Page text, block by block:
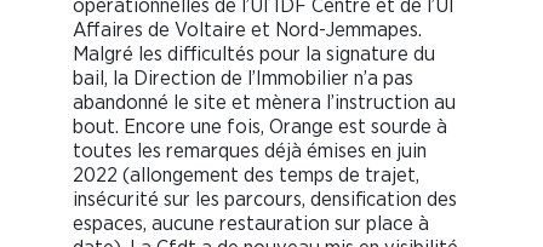
opérationnelles de l’UI IDF Centre et de l’UI
Affaires de Voltaire et Nord-Jemmapes.
Malgré les difficultés pour la signature du
bail, la Direction de l’Immobilier n’a pas
abandonné le site et mènera l’instruction au
bout. Encore une fois, Orange est sourde à
toutes les remarques déjà émises en juin
2022 (allongement des temps de trajet,
insécurité sur les parcours, densification des
espaces, aucune restauration sur place à